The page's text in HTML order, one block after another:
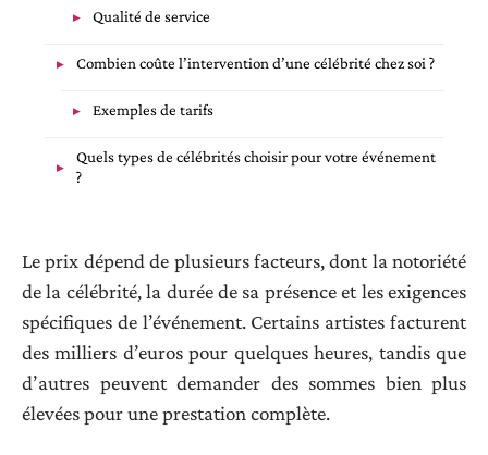
Qualité de service
Combien coûte l’intervention d’une célébrité chez soi ?
Exemples de tarifs
Quels types de célébrités choisir pour votre événement
?
Le prix dépend de plusieurs facteurs, dont la notoriété
de la célébrité, la durée de sa présence et les exigences
spécifiques de l’événement. Certains artistes facturent
des milliers d’euros pour quelques heures, tandis que
d’autres peuvent demander des sommes bien plus
élevées pour une prestation complète.